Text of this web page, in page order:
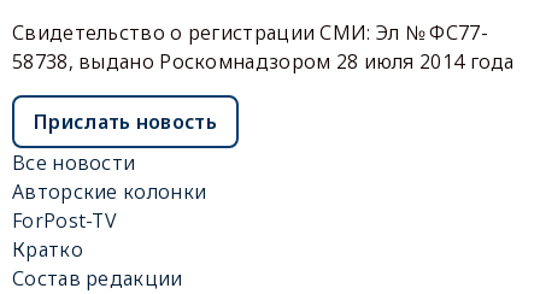
Свидетельство о регистрации СМИ: Эл № ФС77-
58738, выдано Роскомнадзором 28 июля 2014 года
Прислать новость
Все новости
Авторские колонки
ForPost-TV
Кратко
Состав редакции